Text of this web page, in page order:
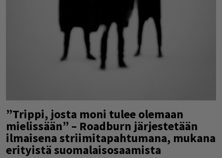
”Trippi, josta moni tulee olemaan
mielissään” – Roadburn järjestetään
ilmaisena striimitapahtumana, mukana
erityistä suomalaisosaamista